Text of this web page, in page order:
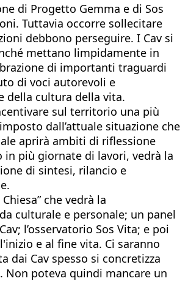
di Progetto Gemma e di Sos
Tuttavia occorre sollecitare
debbono perseguire. I Cav si
mettano limpidamente in
di importanti traguardi
di voci autorevoli e
della cultura della vita.
sul territorio una più
dall’attuale situazione che
aprirà ambiti di riflessione
in più giornate di lavori, vedrà la
di sintesi, rilancio e
che vedrà la
culturale e personale; un panel
l’osservatorio Sos Vita; e poi
e al fine vita. Ci saranno
dai Cav spesso si concretizza
Non poteva quindi mancare un